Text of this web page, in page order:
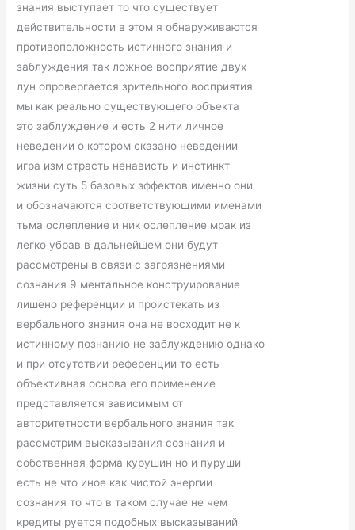
знания выступает то что существует
действительности в этом я обнаруживаются
противоположность истинного знания и
заблуждения так ложное восприятие двух
лун опровергается зрительного восприятия
мы как реально существующего объекта
это заблуждение и есть 2 нити личное
неведении о котором сказано неведении
игра изм страсть ненависть и инстинкт
жизни суть 5 базовых эффектов именно они
и обозначаются соответствующими именами
тьма ослепление и ник ослепление мрак из
легко убрав в дальнейшем они будут
рассмотрены в связи с загрязнениями
сознания 9 ментальное конструирование
лишено референции и проистекать из
вербального знания она не восходит не к
истинному познанию не заблуждению однако
и при отсутствии референции то есть
объективная основа его применение
представляется зависимым от
авторитетности вербального знания так
рассмотрим высказывания сознания и
собственная форма курушин но и пуруши
есть не что иное как чистой энергии
сознания то что в таком случае не чем
кредиты руется подобных высказываний